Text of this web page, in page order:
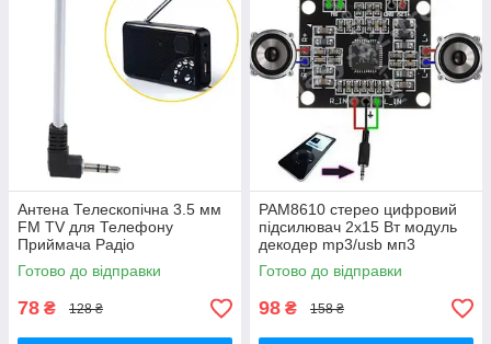
Антена Телескопічна 3.5 мм
FM TV для Телефону
Приймача Радіо
Готово до відправки
78 ₴ 128 ₴
PAM8610 стерео цифровий
підсилювач 2x15 Вт модуль
декодер mp3/usb мп3
Готово до відправки
98 ₴ 158 ₴